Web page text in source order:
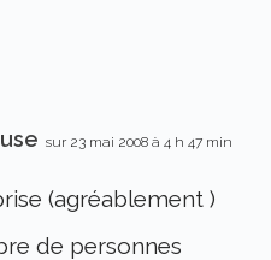
sur 23 mai 2008 à 4 h 47 min
(agréablement )
de personnes